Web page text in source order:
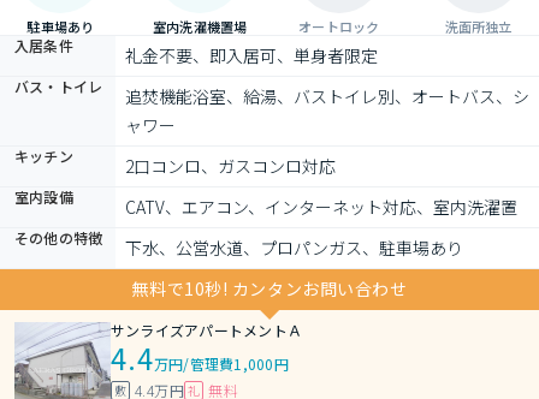
駐車場あり 室内洗濯機置場 オートロック 洗面所独立
入居条件 礼金不要、即入居可、単身者限定
バス・トイレ
追焚機能浴室、給湯、バストイレ別、オートバス、シ
ャワー
キッチン 2口コンロ、ガスコンロ対応
室内設備 CATV、エアコン、インターネット対応、室内洗濯置
その他の特徴
下水、公営水道、プロパンガス、駐車場あり
無料で10秒! カンタンお問い合わせ
サンライズアパートメントＡ
4.4万円/管理費1,000円
敷 4.4万円 礼 無料